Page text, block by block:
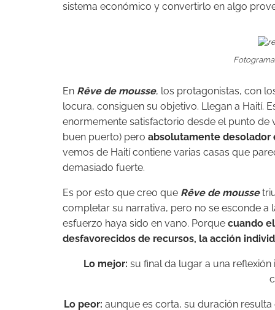
sistema económico y convertirlo en algo
Fotograma
En Rêve de mousse, los protagonistas, con
locura, consiguen su objetivo. Llegan a Haití.
enormemente satisfactorio desde el punto de
buen puerto) pero absolutamente
vemos de Haití contiene varias casas que
demasiado fuerte.
Es por esto que creo que Rêve de mousse
completar su narrativa, pero no se esconde
esfuerzo haya sido en vano. Porque cuando
desfavorecidos de recursos, la acción
Lo mejor: su final da lugar a una
Lo peor: aunque es corta, su duración